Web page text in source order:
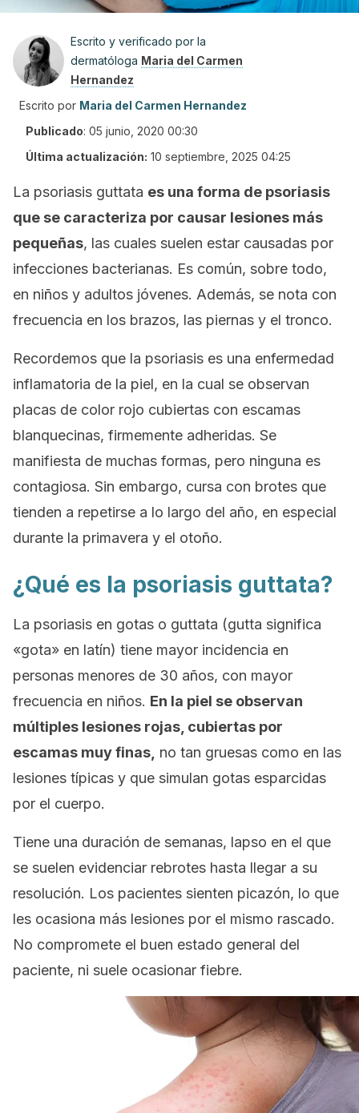
Escrito y verificado por la
dermatóloga Maria del Carmen
Hernandez
Escrito por Maria del Carmen Hernandez
Publicado: 05 junio, 2020 00:30
Última actualización: 10 septiembre, 2025 04:25
La psoriasis guttata es una forma de psoriasis
que se caracteriza por causar lesiones más
pequeñas, las cuales suelen estar causadas por
infecciones bacterianas. Es común, sobre todo,
en niños y adultos jóvenes. Además, se nota con
frecuencia en los brazos, las piernas y el tronco.
Recordemos que la psoriasis es una enfermedad
inflamatoria de la piel, en la cual se observan
placas de color rojo cubiertas con escamas
blanquecinas, firmemente adheridas. Se
manifiesta de muchas formas, pero ninguna es
contagiosa. Sin embargo, cursa con brotes que
tienden a repetirse a lo largo del año, en especial
durante la primavera y el otoño.
¿Qué es la psoriasis guttata?
La psoriasis en gotas o guttata (gutta significa
«gota» en latín) tiene mayor incidencia en
personas menores de 30 años, con mayor
frecuencia en niños. En la piel se observan
múltiples lesiones rojas, cubiertas por
escamas muy finas, no tan gruesas como en las
lesiones típicas y que simulan gotas esparcidas
por el cuerpo.
Tiene una duración de semanas, lapso en el que
se suelen evidenciar rebrotes hasta llegar a su
resolución. Los pacientes sienten picazón, lo que
les ocasiona más lesiones por el mismo rascado.
No compromete el buen estado general del
paciente, ni suele ocasionar fiebre.